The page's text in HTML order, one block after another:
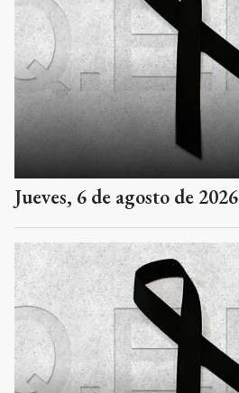
Jueves, 6 de agosto de 2026